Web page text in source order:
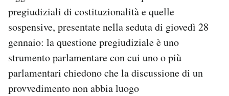
Area Personale
Newsletter
Notifiche mobile
Regala il Post
Hai bisogno di aiuto?
Esci
pregiudiziali di costituzionalità e quelle
sospensive, presentate nella seduta di giovedì 28
gennaio: la questione pregiudiziale è uno
strumento parlamentare con cui uno o più
parlamentari chiedono che la discussione di un
provvedimento non abbia luogo